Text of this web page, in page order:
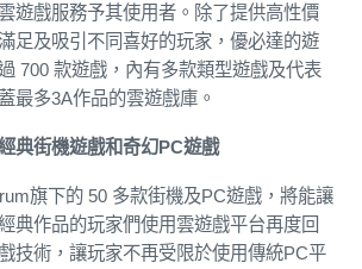
遊戲服務予其使用者。除了提供高性價
足及吸引不同喜好的玩家，優必達的遊
700 款遊戲，內有多款類型遊戲及代表
最多3A作品的雲遊戲庫。
典街機遊戲和奇幻PC遊戲
旗下的 50 多款街機及PC遊戲，將能讓
典作品的玩家們使用雲遊戲平台再度回
技術，讓玩家不再受限於使用傳統PC平